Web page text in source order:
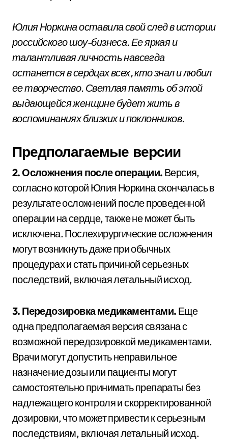
Юлия Норкина оставила свой след в истории
российского шоу-бизнеса. Ее яркая и
талантливая личность навсегда
останется в сердцах всех, кто знал и любил
ее творчество. Светлая память об этой
выдающейся женщине будет жить в
воспоминаниях близких и поклонников.
Предполагаемые версии
2. Осложнения после операции. Версия,
согласно которой Юлия Норкина скончалась в
результате осложнений после проведенной
операции на сердце, также не может быть
исключена. Послехирургические осложнения
могут возникнуть даже при обычных
процедурах и стать причиной серьезных
последствий, включая летальный исход.
3. Передозировка медикаментами. Еще
одна предполагаемая версия связана с
возможной передозировкой медикаментами.
Врачи могут допустить неправильное
назначение дозы или пациенты могут
самостоятельно принимать препараты без
надлежащего контроля и скорректированной
дозировки, что может привести к серьезным
последствиям, включая летальный исход.